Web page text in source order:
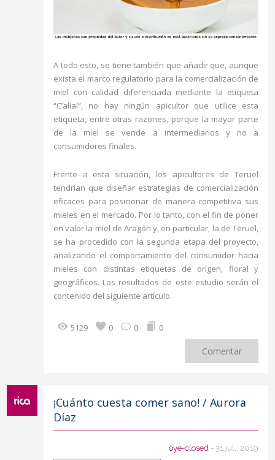
A todo esto, se tiene también que añadir que, aunque
exista el marco regulatorio para la comercialización de
miel con calidad diferenciada mediante la etiqueta
“C’alial”, no hay ningún apicultor que utilice esta
etiqueta, entre otras razones, porque la mayor parte
de la miel se vende a intermediarios y no a
consumidores finales.
Frente a esta situación, los apicultores de Teruel
tendrían que diseñar estrategias de comercialización
eficaces para posicionar de manera competitiva sus
mieles en el mercado. Por lo tanto, con el fin de poner
en valor la miel de Aragón y, en particular, la de Teruel,
se ha procedido con la segunda etapa del proyecto,
analizando el comportamiento del consumidor hacia
mieles con distintas etiquetas de origen, floral y
geográficos. Los resultados de este estudio serán el
contenido del siguiente artículo.
5129 0 0 0
Comentar
¡Cuánto cuesta comer sano! / Aurora
Díaz
oye-closed - 31 jul., 2019